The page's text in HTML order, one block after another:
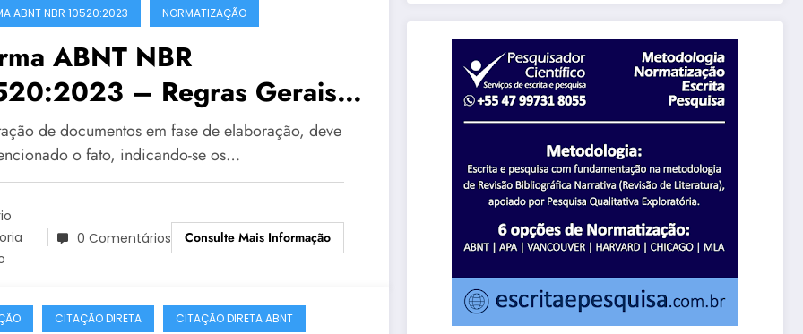
ABNT NBR 10520:2023 NORMATIZAÇÃO
ABNT NBR
– Regras Gerais
4
de documentos em fase de elaboração, deve
o fato, indicando-se os…
0 Comentários Consulte Mais Informação
CITAÇÃO DIRETA CITAÇÃO DIRETA ABNT